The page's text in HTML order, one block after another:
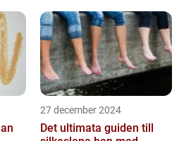
27 december 2024
Det ultimata guiden till